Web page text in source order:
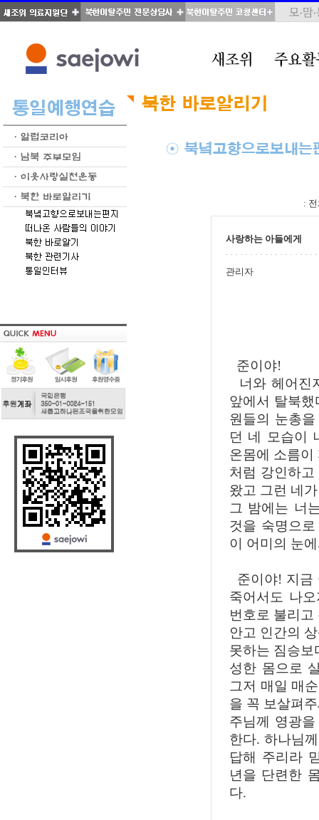
:
사랑하는 아들에게
관리자
준이야!
너와 헤어진
앞에서 탈북
원들의 눈총
던 네 모습이
온몸에 소름이
처럼 강인하
왔고 그런 네
그 밤에는 너
것을 숙명으
이 어미의 눈
준이야! 지금
죽어서도 나
번호로 불리
안고 인간의
못하는 짐승보
성한 몸으로
그저 매일 매
을 꼭 보살펴
주님께 영광
한다. 하나님
답해 주리라
년을 단련한
다.